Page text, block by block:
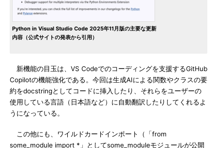
Python in Visual Studio Code 2025年11月版の主要な更新
内容（公式サイトの発表から引用）
新機能の目玉は、VS Codeでのコーディングを支援するGitHub
Copilotの機能強化である。今回は生成AIによる関数やクラスの要
約をdocstringとしてコードに挿入したり、それらをユーザーの
使用している言語（日本語など）に自動翻訳したりしてくれるよ
うになっている。
この他にも、ワイルドカードインポート（「from
some_module import *」としてsome_moduleモジュールが公開